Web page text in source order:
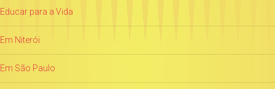
Educar para a Vida
Em Niterói
Em São Paulo